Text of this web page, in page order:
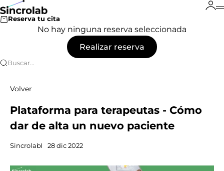
Ir al contenido
Sincrolab
Reserva tu cita
No hay ninguna reserva seleccionada
Realizar reserva
Buscar…
Volver
Plataforma para terapeutas - Cómo
dar de alta un nuevo paciente
Sincrolab 28 dic 2022